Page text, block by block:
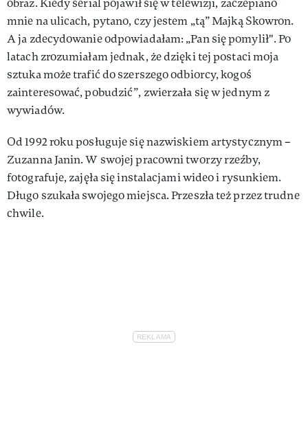
obraz. Kiedy serial pojawił się w telewizji, zaczepiano
mnie na ulicach, pytano, czy jestem „tą” Majką Skowron.
A ja zdecydowanie odpowiadałam: „Pan się pomylił". Po
latach zrozumiałam jednak, że dzięki tej postaci moja
sztuka może trafić do szerszego odbiorcy, kogoś
zainteresować, pobudzić”, zwierzała się w jednym z
wywiadów.
Od 1992 roku posługuje się nazwiskiem artystycznym –
Zuzanna Janin. W swojej pracowni tworzy rzeźby,
fotografuje, zajęła się instalacjami wideo i rysunkiem.
Długo szukała swojego miejsca. Przeszła też przez trudne
chwile.